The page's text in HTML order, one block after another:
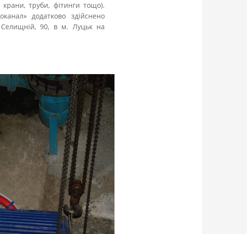
крани, труби, фітинги тощо).
додатково здійснено
Селищній, 90, в м. Луцьк на